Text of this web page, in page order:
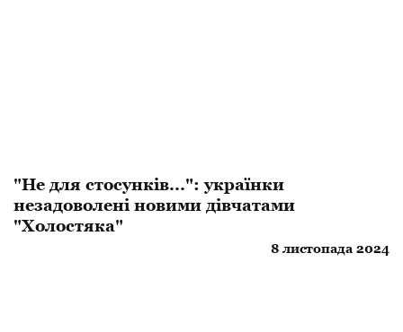
"Не для стосунків...": українки
незадоволені новими дівчатами
"Холостяка"
8 листопада 2024